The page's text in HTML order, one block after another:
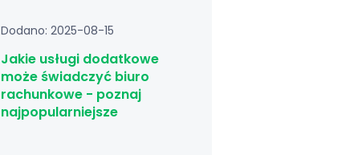
Dodano: 2025-08-15
Jakie usługi dodatkowe
może świadczyć biuro
rachunkowe - poznaj
najpopularniejsze